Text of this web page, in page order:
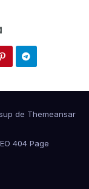
de Themeansar
404 Page